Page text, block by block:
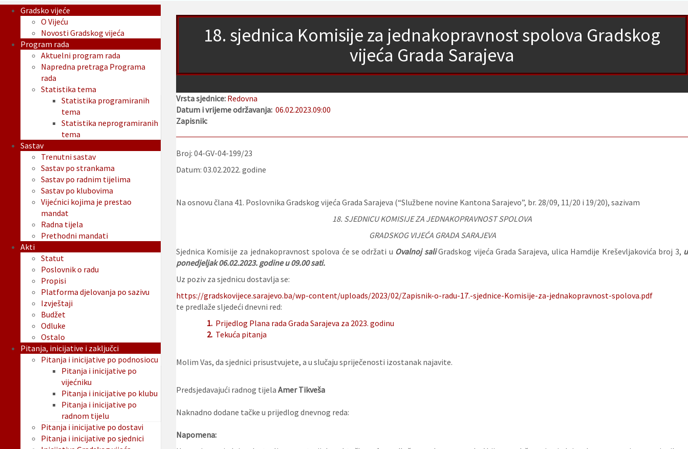
18. sjednica Komisije za jednakopravnost spolova Gradskog
vijeća Grada Sarajeva
Vrsta sjednice: Redovna
Datum i vrijeme održavanja: 06.02.2023.09:00
Zapisnik:
Broj: 04-GV-04-199/23
Datum: 03.02.2022. godine
Na osnovu člana 41. Poslovnika Gradskog vijeća Grada Sarajeva (“Službene novine Kantona Sarajevo”, br. 28/09, 11/20 i 19/20), sazivam
18. SJEDNICU KOMISIJE ZA JEDNAKOPRAVNOST SPOLOVA
GRADSKOG VIJEĆA GRADA SARAJEVA
Sjednica Komisije za jednakopravnost spolova će se održati u Ovalnoj saliGradskog vijeća Grada Sarajeva, ulica Hamdije Kreševljakovića broj 3, u
ponedjeljak 06.02.2023.godine u 09.00 sati.
Uz poziv za sjednicu dostavlja se:
https://gradskovijece.sarajevo.ba/wp-content/uploads/2023/02/Zapisnik-o-radu-17.-sjednice-Komisije-za-jednakopravnost-spolova.pdf
te predlaže sljedeći dnevni red:
1. Prijedlog Plana rada Grada Sarajeva za 2023. godinu
2. Tekuća pitanja
Molim Vas, da sjednici prisustvujete, a u slučaju spriječenosti izostanak najavite.
Predsjedavajući radnog tijela Amer Tikveša
Naknadno dodane tačke u prijedlog dnevnog reda:
Napomena:
Gradsko vijeće
O Vijeću
Novosti Gradskog vijeća
Program rada
Aktuelni program rada
Napredna pretraga Programa
rada
Statistika tema
Statistika programiranih
tema
Statistika neprogramiranih
tema
Sastav
Trenutni sastav
Sastav po strankama
Sastav po radnim tijelima
Sastav po klubovima
Vijećnici kojima je prestao
mandat
Radna tijela
Prethodni mandati
Akti
Statut
Poslovnik o radu
Propisi
Platforma djelovanja po sazivu
Izvještaji
Budžet
Odluke
Ostalo
Pitanja, inicijative i zaključci
Pitanja i inicijative po podnosiocu
Pitanja i inicijative po
vijećniku
Pitanja i inicijative po klubu
Pitanja i inicijative po
radnom tijelu
Pitanja i inicijative po dostavi
Pitanja i inicijative po sjednici